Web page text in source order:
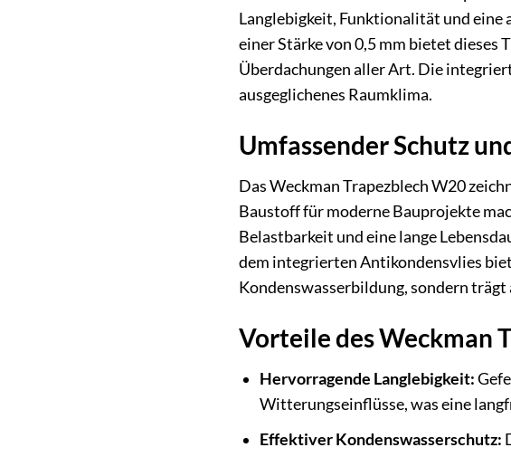
Langlebigkeit, Funktionalität und eine
einer Stärke von 0,5 mm bietet dieses
Überdachungen aller Art. Die
ausgeglichenes Raumklima.
Umfassender Schutz
Das Weckman Trapezblech W20
Baustoff für moderne Bauprojekte
Belastbarkeit und eine lange
dem integrierten Antikondensvlies
Kondenswasserbildung, sondern
Vorteile des Weckman
Hervorragende Langlebigkeit:
Witterungseinflüsse, was eine
Effektiver Kondenswasserschutz: